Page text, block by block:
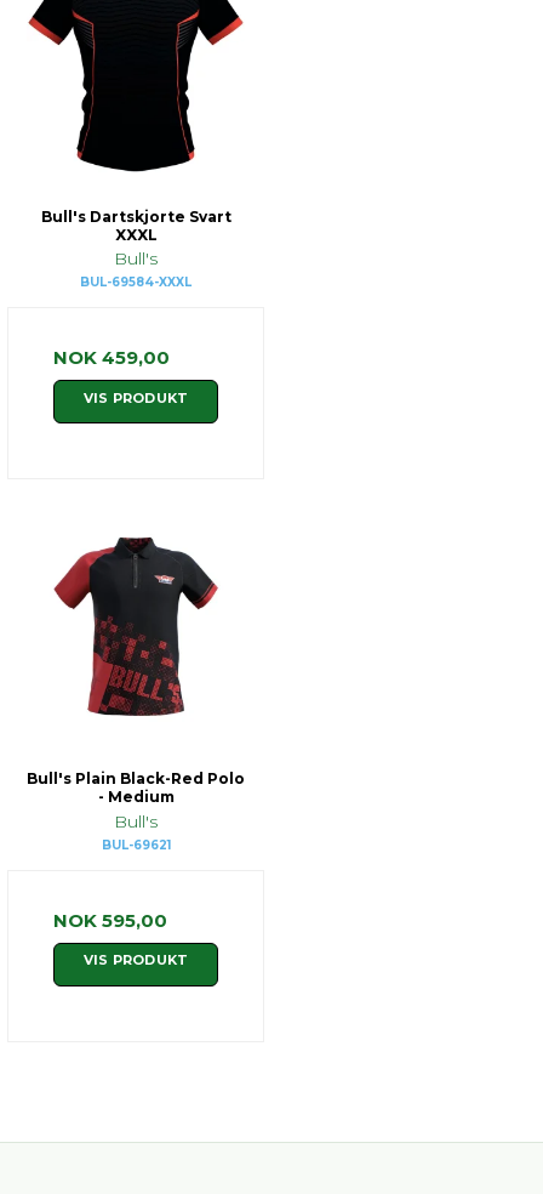
Bull's Dartskjorte Svart
XXXL
Bull's
BUL-69584-XXXL
NOK 459,00
VIS PRODUKT
Bull's Plain Black-Red Polo
- Medium
Bull's
BUL-69621
NOK 595,00
VIS PRODUKT